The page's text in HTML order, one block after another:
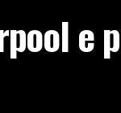
e